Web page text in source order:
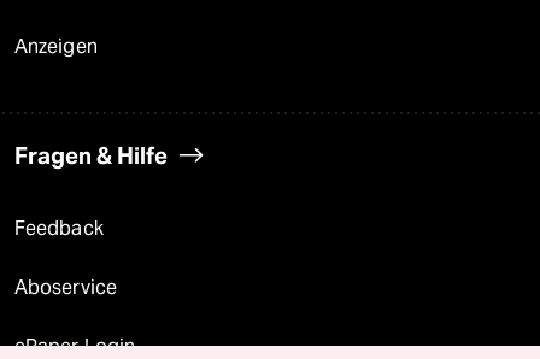
Anzeigen
Fragen & Hilfe
Feedback
Aboservice
ePaper Login